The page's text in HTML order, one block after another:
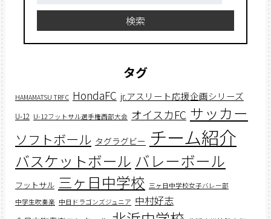
検索
タグ
HAMAMATSU TRFC HondaFC jr.アスリート応援企画シリーズ
U-12 U-12フットサル選手権西部大会 オイスカFC サッカー
ソフトボール タグラグビー チーム紹介
バスケットボール バレーボール
フットサル 三ヶ日中学校 三ヶ日中学校女子バレー部
中学生吹奏楽 中日ドラゴンズジュニア 中村好志